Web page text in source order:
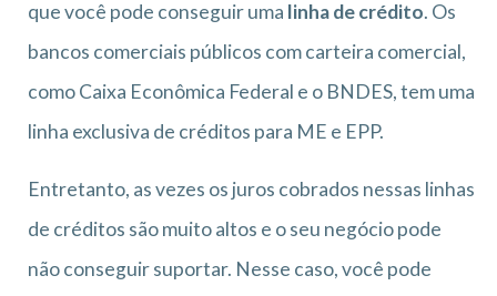
que você pode conseguir uma linha de crédito. Os
bancos comerciais públicos com carteira comercial,
como Caixa Econômica Federal e o BNDES, tem uma
linha exclusiva de créditos para ME e EPP.
Entretanto, as vezes os juros cobrados nessas linhas
de créditos são muito altos e o seu negócio pode
não conseguir suportar. Nesse caso, você pode